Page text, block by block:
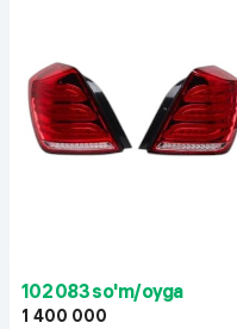
102 083 so'm/oyga
1 400 000